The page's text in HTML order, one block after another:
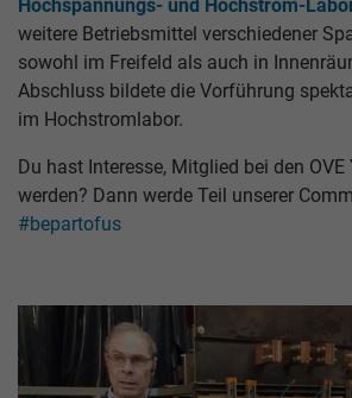
Hochspannungs- und Hochstrom-
weitere Betriebsmittel verschiedener
sowohl im Freifeld als auch in
Abschluss bildete die Vorführung
im Hochstromlabor.
Du hast Interesse, Mitglied bei den
werden? Dann werde Teil unserer
#bepartofus